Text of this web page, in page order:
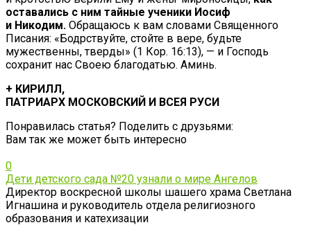
оставались с ним тайные ученики Иосиф
и Никодим. Обращаюсь к вам словами Священного
Писания: «Бодрствуйте, стойте в вере, будьте
мужественны, тверды» (1 Кор. 16:13), — и Господь
сохранит нас Своею благодатью. Аминь.
+ КИРИЛЛ,
ПАТРИАРХ МОСКОВСКИЙ И ВСЕЯ РУСИ
Понравилась статья? Поделить с друзьями:
Вам так же может быть интересно
0
Дети детского сада №20 узнали о мире Ангелов
Директор воскресной школы шашего храма Светлана
Игнашина и руководитель отдела религиозного
образования и катехизации